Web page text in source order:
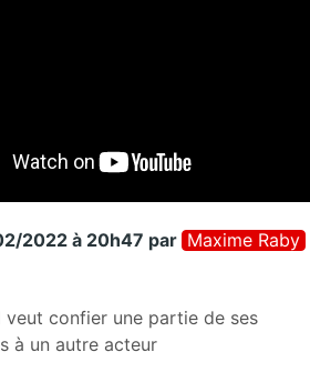
2022 à 20h47 par Maxime Raby
veut confier une partie de ses
à un autre acteur